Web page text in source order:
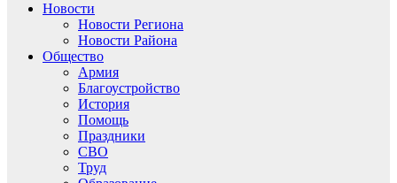
Новости
Новости Региона
Новости Района
Общество
Армия
Благоустройство
История
Помощь
Праздники
СВО
Труд